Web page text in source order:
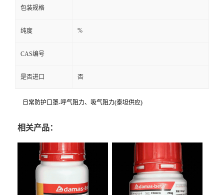
包装规格
纯度 %
CAS编号
是否进口 否
日常防护口罩-呼气阻力、吸气阻力(泰坦供应)
相关产品：